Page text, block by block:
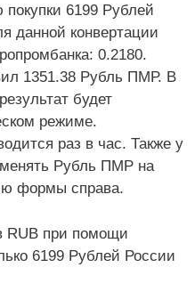
6199 Рублей
данной конвертации
0.2180.
1351.38 Рубль ПМР. В
будет
режиме.
раз в час. Также у
Рубль ПМР на
формы справа.
RUB при помощи
6199 Рублей России